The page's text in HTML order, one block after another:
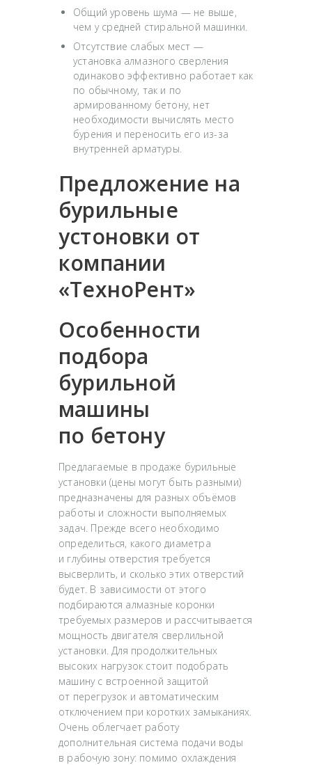
Общий уровень шума — не выше,
чем у средней стиральной машинки.
Отсутствие слабых мест —
установка алмазного сверления
одинаково эффективно работает как
по обычному, так и по
армированному бетону, нет
необходимости вычислять место
бурения и переносить его из-за
внутренней арматуры.
Предложение на
бурильные
устоновки от
компании
«ТехноРент»
Особенности
подбора
бурильной
машины
по бетону
Предлагаемые в продаже бурильные
установки (цены могут быть разными)
предназначены для разных объёмов
работы и сложности выполняемых
задач. Прежде всего необходимо
определиться, какого диаметра
и глубины отверстия требуется
высверлить, и сколько этих отверстий
будет. В зависимости от этого
подбираются алмазные коронки
требуемых размеров и рассчитывается
мощность двигателя сверлильной
установки. Для продолжительных
высоких нагрузок стоит подобрать
машину с встроенной защитой
от перегрузок и автоматическим
отключением при коротких замыканиях.
Очень облегчает работу
дополнительная система подачи воды
в рабочую зону: помимо охлаждения